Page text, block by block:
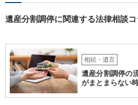
遺産分割調停に関連する法律相談コ
相続・遺言
遺産分割調停の
がまとまらない